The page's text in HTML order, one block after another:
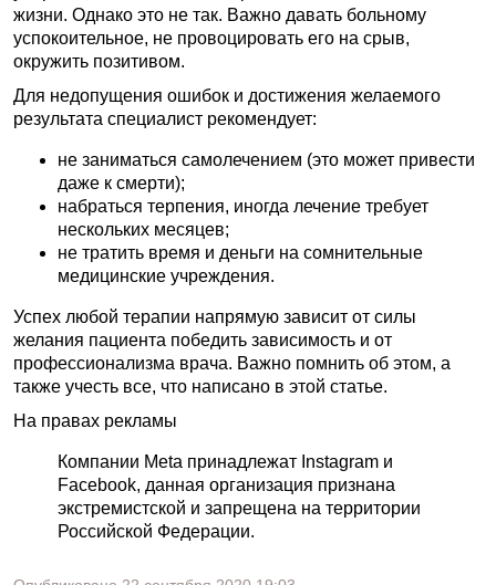
жизни. Однако это не так. Важно давать больному
успокоительное, не провоцировать его на срыв,
окружить позитивом.
Для недопущения ошибок и достижения желаемого
результата специалист рекомендует:
не заниматься самолечением (это может привести
даже к смерти);
набраться терпения, иногда лечение требует
нескольких месяцев;
не тратить время и деньги на сомнительные
медицинские учреждения.
Успех любой терапии напрямую зависит от силы
желания пациента победить зависимость и от
профессионализма врача. Важно помнить об этом, а
также учесть все, что написано в этой статье.
На правах рекламы
Компании Meta принадлежат Instagram и
Facebook, данная организация признана
экстремистской и запрещена на территории
Российской Федерации.